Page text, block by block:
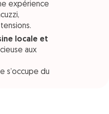
expérience
locale et
aux
s’occupe du